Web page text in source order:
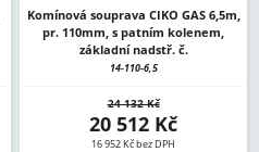
Komínová souprava CIKO GAS 6,5m,
pr. 110mm, s patním kolenem,
základní nadstř. č.
14-110-6,5
24 132 Kč
20 512 Kč
16 952 Kč bez DPH